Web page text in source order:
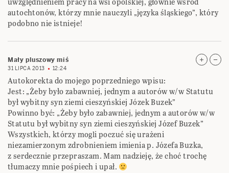
autochtonów, którzy mnie nauczyli „języka śląskiego”, który
podobno nie istnieje!
Mały pluszowy miś
31 LIPCA 2013 12:24
Autokorekta do mojego poprzedniego wpisu:
Jest: „Żeby było zabawniej, jednym a autorów w/w Statutu
był wybitny syn ziemi cieszyńskiej Józek Buzek”
Powinno być: „Żeby było zabawniej, jednym a autorów w/w
Statutu był wybitny syn ziemi cieszyńskiej Józef Buzek”
Wszystkich, którzy mogli poczuć się urażeni
niezamierzonym zdrobnieniem imienia p. Józefa Buzka,
z serdecznie przepraszam. Mam nadzieję, że choć trochę
tłumaczy mnie pośpiech i upał.